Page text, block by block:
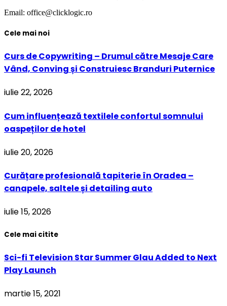
Email: office@clicklogic.ro
Cele mai noi
Curs de Copywriting – Drumul către Mesaje Care
Vând, Conving și Construiesc Branduri Puternice
iulie 22, 2026
Cum influențează textilele confortul somnului
oaspeților de hotel
iulie 20, 2026
Curățare profesională tapiterie în Oradea –
canapele, saltele și detailing auto
iulie 15, 2026
Cele mai citite
Sci-fi Television Star Summer Glau Added to Next
Play Launch
martie 15, 2021